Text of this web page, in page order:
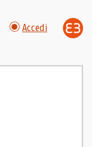
Accedi